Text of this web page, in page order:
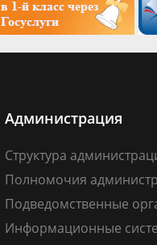
Администрация
Структура
Полномочия
Подведомственные
Информационные